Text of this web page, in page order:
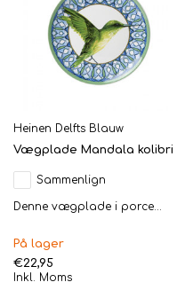
Heinen Delfts Blauw
Vægplade Mandala kolibri
Sammenlign
Denne vægplade i porce...
På lager
€22,95
Inkl. Moms